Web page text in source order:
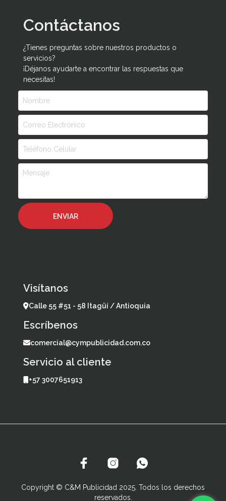
Contáctanos
¿Tienes preguntas sobre nuestros productos o
servicios?
¡Déjanos ayudarte a encontrar las respuestas que
necesitas!
Visítanos
Calle 55 #51 - 58 Itagüí / Antioquia
Escríbenos
comercial@cympublicidad.com.co
Servicio al cliente
+57 3007651913
Copyright © C&M Publicidad 2025. Todos los derechos
reservados.